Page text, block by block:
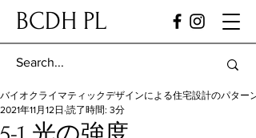
BCDH PL
バイオクライマティックデザインによる住宅設計のパター
2021年11月12日 読了時間: 3分